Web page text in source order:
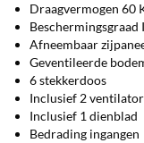
Draagvermogen 60
Beschermingsgraad
Afneembaar
Geventileerde
6 stekkerdoos
Inclusief 2
Inclusief 1 dienblad
Bedrading ingangen